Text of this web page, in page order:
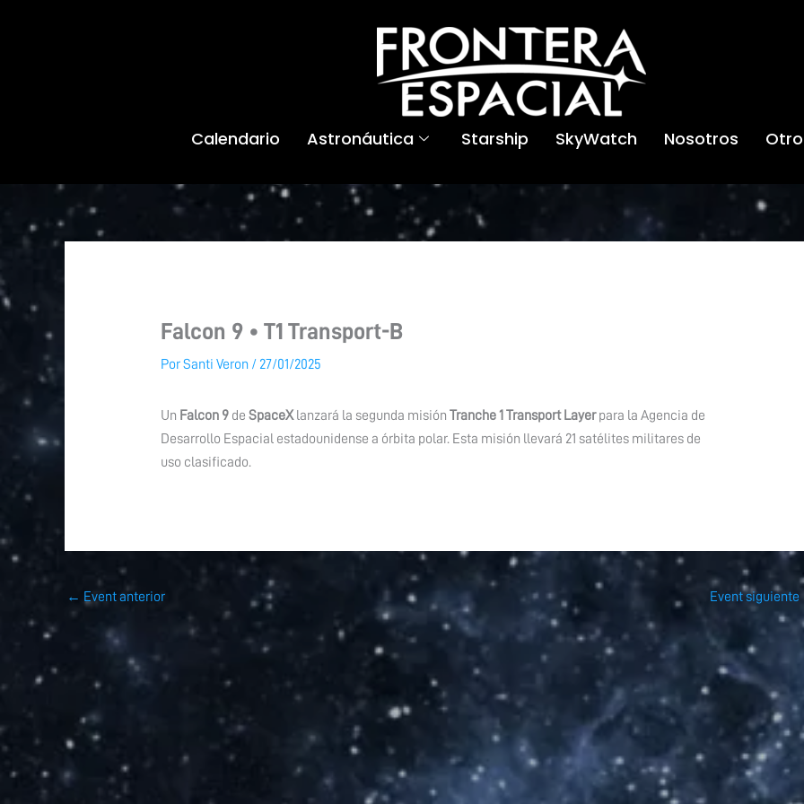
Calendario Astronáutica Starship SkyWatch Nosotros
Falcon 9 • T1 Transport-B
PorSanti Veron / 27/01/2025
Un Falcon 9de SpaceXlanzará la segunda misión Tranche 1 Transport Layerpara la Agencia de
Desarrollo Espacial estadounidense a órbita polar. Esta misión llevará 21 satélites militares de
uso clasificado.
← Event anterior Event siguiente